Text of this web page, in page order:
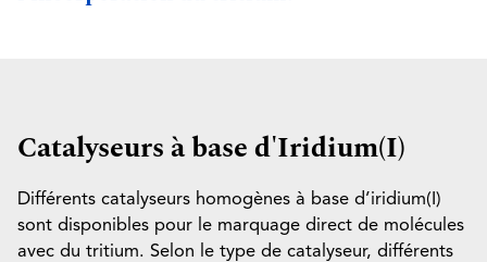
Catalyseurs à base d'Iridium(I)
Différents catalyseurs homogènes à base d’iridium(I)
sont disponibles pour le marquage direct de molécules
avec du tritium. Selon le type de catalyseur, différents